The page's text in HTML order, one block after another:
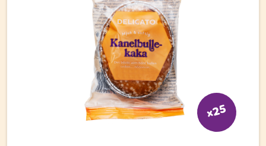
Hitta din grossist
x25